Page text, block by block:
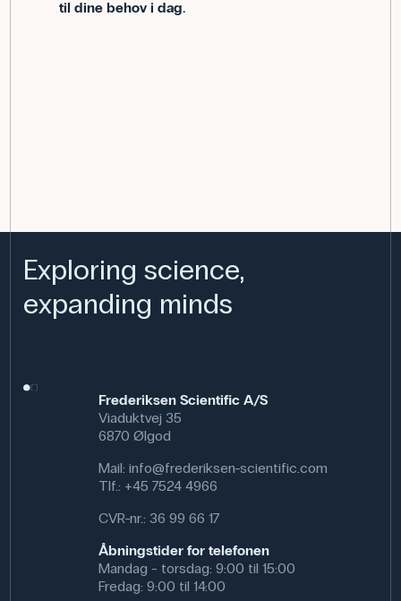
til dine behov i dag.
Exploring science,
expanding minds
Frederiksen Scientific A/S
Viaduktvej 35
6870 Ølgod
Mail: info@frederiksen-scientific.com
Tlf.: +45 7524 4966
CVR-nr.: 36 99 66 17
Åbningstider for telefonen
Mandag - torsdag: 9:00 til 15:00
Fredag: 9:00 til 14:00